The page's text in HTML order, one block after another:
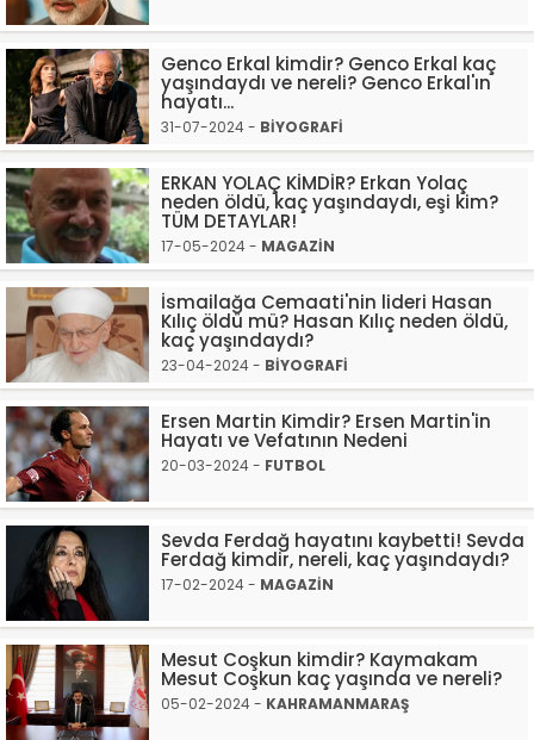
Genco Erkal kimdir? Genco Erkal kaç
yaşındaydı ve nereli? Genco Erkal'ın
hayatı...
31-07-2024 - BİYOGRAFİ
ERKAN YOLAÇ KİMDİR? Erkan Yolaç
neden öldü, kaç yaşındaydı, eşi kim?
TÜM DETAYLAR!
17-05-2024 - MAGAZİN
İsmailağa Cemaati'nin lideri Hasan
Kılıç öldü mü? Hasan Kılıç neden öldü,
kaç yaşındaydı?
23-04-2024 - BİYOGRAFİ
Ersen Martin Kimdir? Ersen Martin'in
Hayatı ve Vefatının Nedeni
20-03-2024 - FUTBOL
Sevda Ferdağ hayatını kaybetti! Sevda
Ferdağ kimdir, nereli, kaç yaşındaydı?
17-02-2024 - MAGAZİN
Mesut Coşkun kimdir? Kaymakam
Mesut Coşkun kaç yaşında ve nereli?
05-02-2024 - KAHRAMANMARAŞ